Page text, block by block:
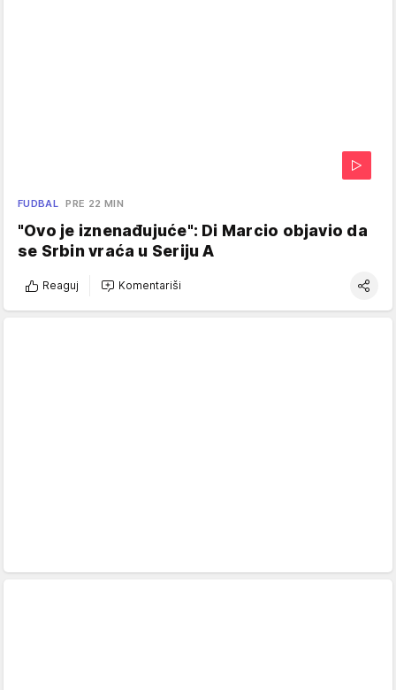
FUDBAL PRE 22 MIN
"Ovo je iznenađujuće": Di Marcio objavio da
se Srbin vraća u Seriju A
Reaguj Komentariši